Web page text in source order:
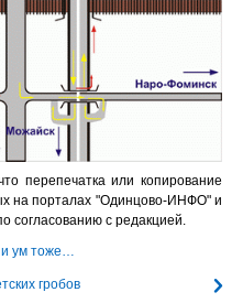
перепечатка или копирование
на порталах "Одинцово-ИНФО" и
согласованию с редакцией.
и ум тоже…
гробов